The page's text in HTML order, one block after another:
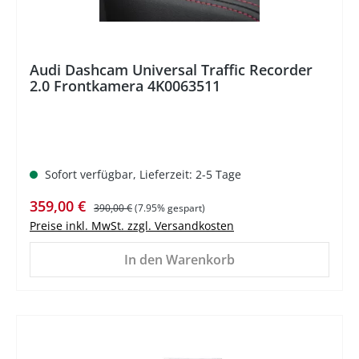
Audi Dashcam Universal Traffic Recorder
2.0 Frontkamera 4K0063511
Sofort verfügbar, Lieferzeit: 2-5 Tage
Verkaufspreis:
359,00 € Regulärer Preis:
390,00 €(7.95% gespart)
Preise inkl. MwSt. zzgl. Versandkosten
In den Warenkorb